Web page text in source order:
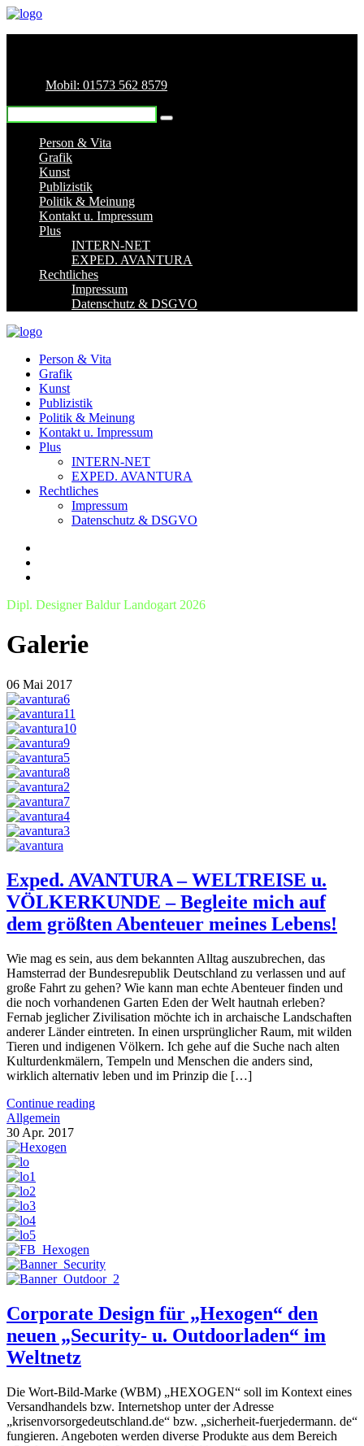
Mobil: 01573 562 8579
Person & Vita
Grafik
Kunst
Publizistik
Politik & Meinung
Kontakt u. Impressum
Plus
INTERN-NET
EXPED. AVANTURA
Rechtliches
Impressum
Datenschutz & DSGVO
Person & Vita
Grafik
Kunst
Publizistik
Politik & Meinung
Kontakt u. Impressum
Plus
INTERN-NET
EXPED. AVANTURA
Rechtliches
Impressum
Datenschutz & DSGVO
Dipl. Designer Baldur Landogart 2026
Galerie
06 Mai 2017
Exped. AVANTURA – WELTREISE u.
VÖLKERKUNDE – Begleite mich auf
dem größten Abenteuer meines Lebens!
Wie mag es sein, aus dem bekannten Alltag auszubrechen, das
Hamsterrad der Bundesrepublik Deutschland zu verlassen und auf
große Fahrt zu gehen? Wie kann man echte Abenteuer finden und
die noch vorhandenen Garten Eden der Welt hautnah erleben?
Fernab jeglicher Zivilisation möchte ich in archaische Landschaften
anderer Länder eintreten. In einen ursprünglicher Raum, mit wilden
Tieren und indigenen Völkern. Ich gehe auf die Suche nach alten
Kulturdenkmälern, Tempeln und Menschen die anders sind,
wirklich alternativ leben und im Prinzip die […]
Continue reading
Allgemein
30 Apr. 2017
Corporate Design für „Hexogen“ den
neuen „Security- u. Outdoorladen“ im
Weltnetz
Die Wort-Bild-Marke (WBM) „HEXOGEN“ soll im Kontext eines
Versandhandels bzw. Internetshop unter der Adresse
„krisenvorsorgedeutschland.de“ bzw. „sicherheit-fuerjedermann. de“
fungieren. Angeboten werden diverse Produkte aus dem Bereich